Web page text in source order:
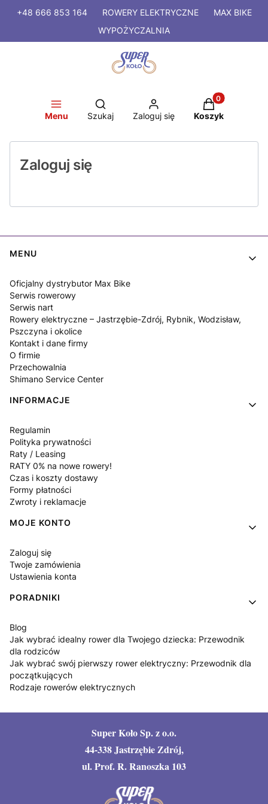
+48 666 853 164 ROWERYELEKTRYCZNE
MAX BIKE
WYPOŻYCZALNIA
Menu
Otwórz wyszukiwarkę
Szukaj Zaloguj się
Produkty w
Koszyk
Zaloguj się
Linki w stopce
MENU
Oficjalny dystrybutor Max Bike
Serwis rowerowy
Serwis nart
Rowery elektryczne – Jastrzębie-Zdrój, Rybnik, Wodzisław,
Pszczyna i okolice
Kontakt i dane firmy
O firmie
Przechowalnia
Shimano Service Center
INFORMACJE
Regulamin
Polityka prywatności
Raty / Leasing
RATY 0% na nowe rowery!
Czas i koszty dostawy
Formy płatności
Zwroty i reklamacje
MOJE KONTO
Zaloguj się
Twoje zamówienia
Ustawienia konta
PORADNIKI
Blog
Jak wybrać idealny rower dla Twojego dziecka: Przewodnik
dla rodziców
Jak wybrać swój pierwszy rower elektryczny: Przewodnik dla
początkujących
Rodzaje rowerów elektrycznych
Super Koło Sp. z o.o.
44-338 Jastrzębie Zdrój,
ul. Prof. R. Ranoszka 103